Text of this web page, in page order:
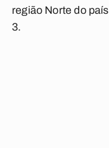
região Norte do
3.